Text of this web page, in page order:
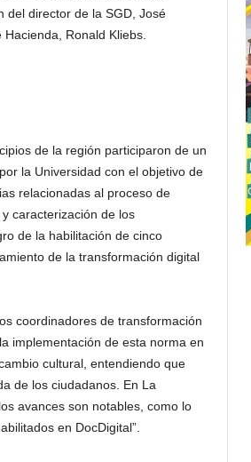
del director de la SGD, José
Ronald Kliebs.
de la región participaron de un
la Universidad con el objetivo de
relacionadas al proceso de
caracterización de los
de la habilitación de cinco
de la transformación digital
coordinadores de transformación
implementación de esta norma en
cultural, entendiendo que
de los ciudadanos. En La
avances son notables, como lo
en DocDigital”.